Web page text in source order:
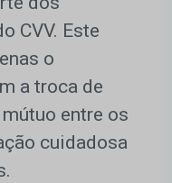
CVV. Este
o
a troca de
entre os
cuidadosa